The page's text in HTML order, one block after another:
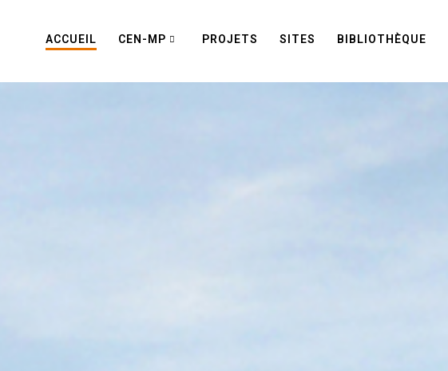
ACCUEIL CEN-MP PROJETS SITES BIBLIOTHÈQUE